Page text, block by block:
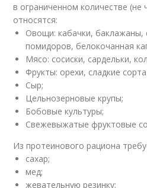
в ограниченном количестве
относятся:
Овощи: кабачки, баклажаны,
помидоров, белокочанная
Мясо: сосиски, сардельки,
Фрукты: орехи, сладкие
Сыр;
Цельнозерновые крупы;
Бобовые культуры;
Свежевыжатые фруктовые
Из протеинового рациона
сахар;
мед;
жевательную резинку;